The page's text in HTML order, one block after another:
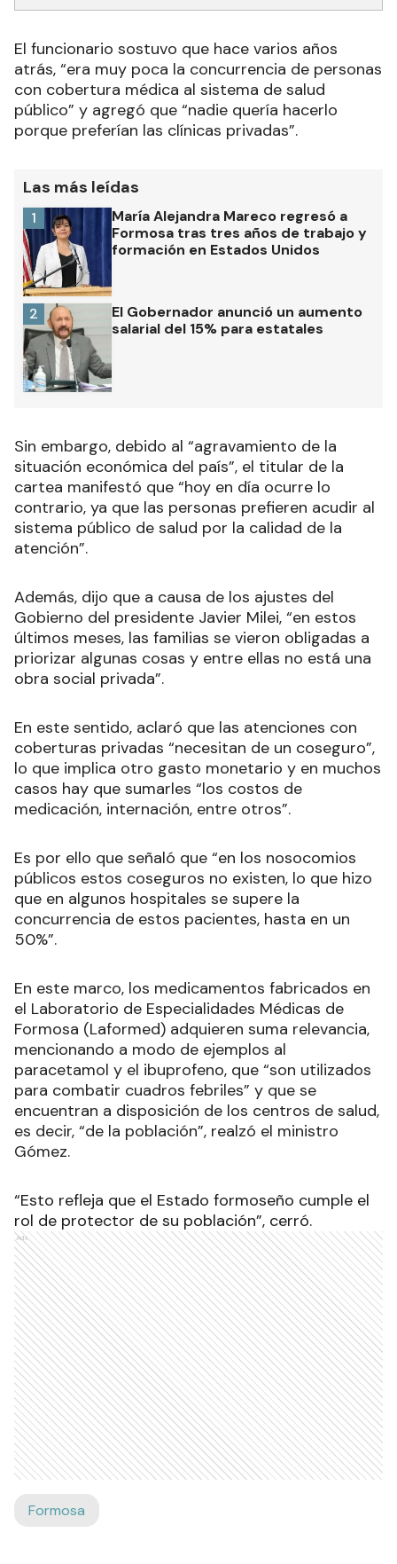
El funcionario sostuvo que hace varios años
atrás, “era muy poca la concurrencia de personas
con cobertura médica al sistema de salud
público” y agregó que “nadie quería hacerlo
porque preferían las clínicas privadas”.
Las más leídas
María Alejandra Mareco regresó a
Formosa tras tres años de trabajo y
formación en Estados Unidos
1
El Gobernador anunció un aumento
salarial del 15% para estatales
2
Sin embargo, debido al “agravamiento de la
situación económica del país”, el titular de la
cartea manifestó que “hoy en día ocurre lo
contrario, ya que las personas prefieren acudir al
sistema público de salud por la calidad de la
atención”.
Además, dijo que a causa de los ajustes del
Gobierno del presidente Javier Milei, “en estos
últimos meses, las familias se vieron obligadas a
priorizar algunas cosas y entre ellas no está una
obra social privada”.
En este sentido, aclaró que las atenciones con
coberturas privadas “necesitan de un coseguro”,
lo que implica otro gasto monetario y en muchos
casos hay que sumarles “los costos de
medicación, internación, entre otros”.
Es por ello que señaló que “en los nosocomios
públicos estos coseguros no existen, lo que hizo
que en algunos hospitales se supere la
concurrencia de estos pacientes, hasta en un
50%”.
En este marco, los medicamentos fabricados en
el Laboratorio de Especialidades Médicas de
Formosa (Laformed) adquieren suma relevancia,
mencionando a modo de ejemplos al
paracetamol y el ibuprofeno, que “son utilizados
para combatir cuadros febriles” y que se
encuentran a disposición de los centros de salud,
es decir, “de la población”, realzó el ministro
Gómez.
“Esto refleja que el Estado formoseño cumple el
rol de protector de su población”, cerró.
Ads
Formosa